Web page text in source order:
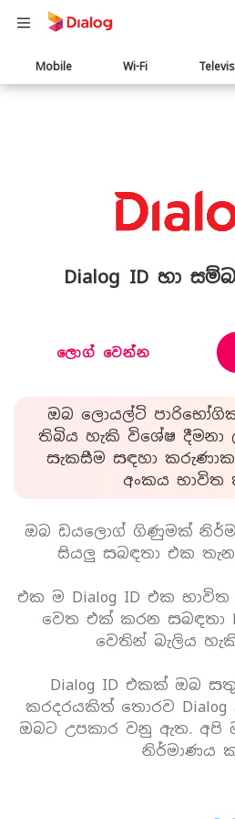
Main
navigation
Mobile Wi-Fi
Dialog ID හා
ලොග් වෙන්න
ඔබ ලොයල්ටි
තිබිය හැකි විශේෂ දීමනා
සැකසීම සඳහා
අංකය භාවිත
ඔබ ඩයලොග් ගිණුමක්
සියලු සබඳතා එක
එක ම Dialog ID එක භාවිත
වෙත එක් කරන සබඳතා
වෙතින් බැලිය
Dialog ID එකක් ඔබ
කරදරයකිත් තොරව Dialog
ඔබට උපකාර වනු ඇත. අපි
නිර්මාණය